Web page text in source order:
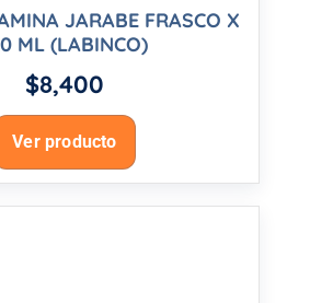
JARABE FRASCO X
ML (LABINCO)
$8,400
Ver producto